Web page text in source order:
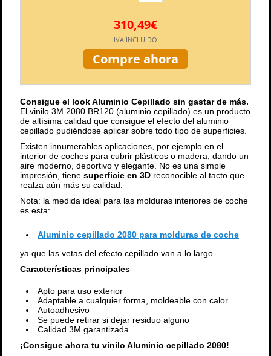
310,49€
IVA INCLUIDO
Compre ahora
Consigue el look Aluminio Cepillado sin gastar de más.
El vinilo 3M 2080 BR120 (aluminio cepillado) es un producto
de altísima calidad que consigue el efecto del aluminio
cepillado pudiéndose aplicar sobre todo tipo de superficies.
Existen innumerables aplicaciones, por ejemplo en el
interior de coches para cubrir plásticos o madera, dando un
aire moderno, deportivo y elegante. No es una simple
impresión, tiene superficie en 3D reconocible al tacto que
realza aún más su calidad.
Nota: la medida ideal para las molduras interiores de coche
es esta:
Aluminio cepillado 2080 para molduras de coche
ya que las vetas del efecto cepillado van a lo largo.
Características principales
Apto para uso exterior
Adaptable a cualquier forma, moldeable con calor
Autoadhesivo
Se puede retirar si dejar residuo alguno
Calidad 3M garantizada
¡Consigue ahora tu vinilo Aluminio cepillado 2080!